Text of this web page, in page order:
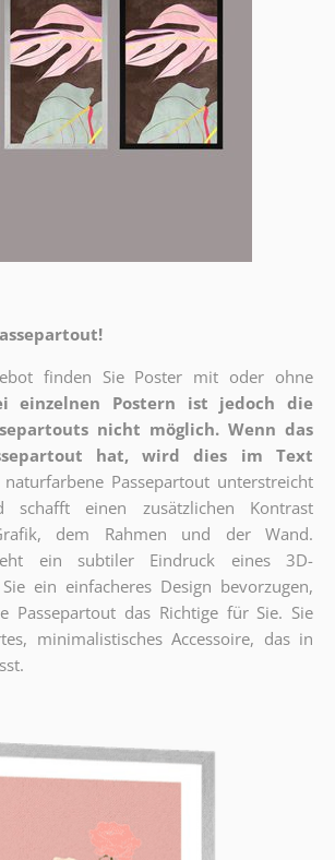
finden Sie Poster mit oder ohne
einzelnen Postern ist jedoch die
nicht möglich. Wenn das
hat, wird dies im Text
naturfarbene Passepartout unterstreicht
schafft einen zusätzlichen Kontrast
dem Rahmen und der Wand.
ein subtiler Eindruck eines 3D-
ein einfacheres Design bevorzugen,
Passepartout das Richtige für Sie. Sie
minimalistisches Accessoire, das in